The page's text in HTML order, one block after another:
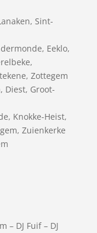
, Sint-
, Eeklo,
,
, Zottegem
, Diest, Groot-
, Knokke-Heist,
, Zuienkerke
– DJ Fuif– DJ